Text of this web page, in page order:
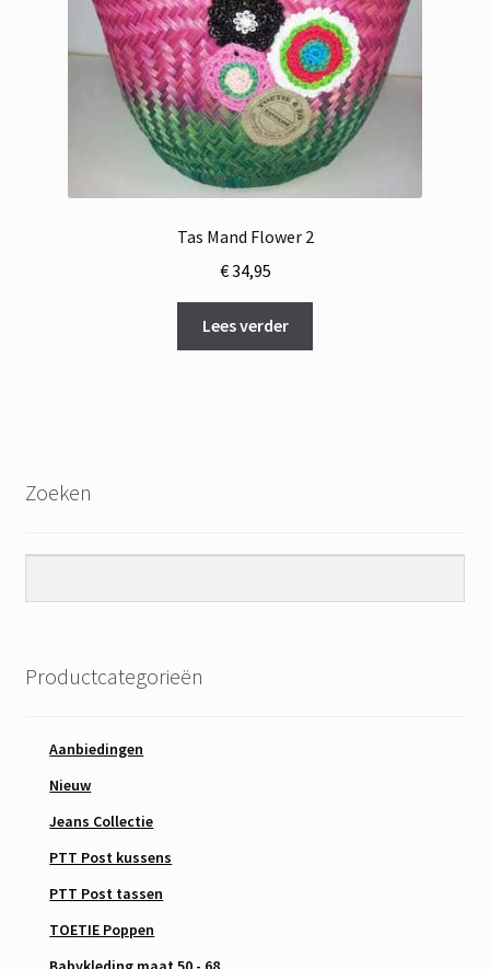
Tas Mand Flower 2
€34,95
Lees verder
Zoeken
Productcategorieën
Aanbiedingen
Nieuw
Jeans Collectie
PTT Post kussens
PTT Post tassen
TOETIE Poppen